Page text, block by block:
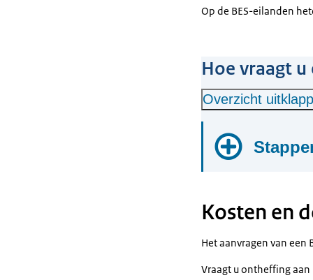
Op de BES-eilanden
Hoe vraagt u
Overzicht
Formulier
Kosten en
Het aanvragen van een
Vraagt u ontheffing